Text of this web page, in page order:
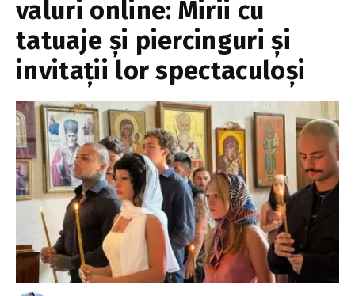
valuri online: Mirii cu
tatuaje și piercinguri și
invitații lor spectaculoși